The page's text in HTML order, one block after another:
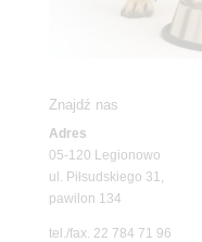
Znajdź nas
Adres
05-120 Legionowo
ul. Piłsudskiego 31,
pawilon 134
tel./fax. 22 784 71 96